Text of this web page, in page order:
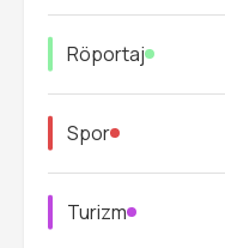
Röportaj
Spor
Turizm